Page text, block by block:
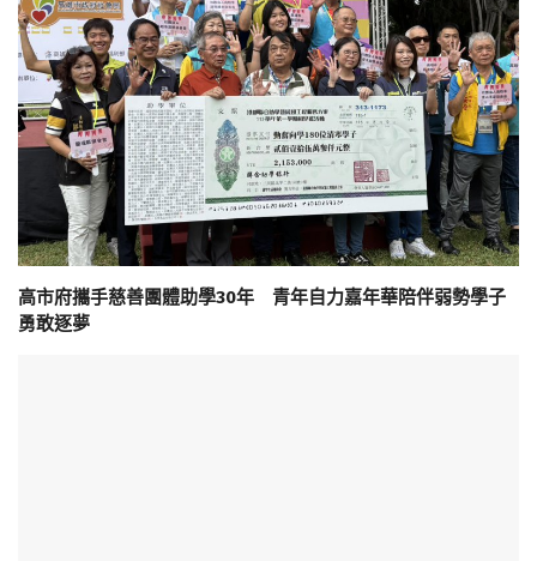
高市府攜手慈善團體助學30年 青年自力嘉年華陪伴弱勢學子
勇敢逐夢